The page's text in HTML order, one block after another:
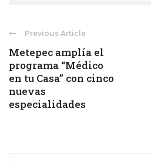
Previous Article
Metepec amplía el
programa “Médico
en tu Casa” con cinco
nuevas
especialidades